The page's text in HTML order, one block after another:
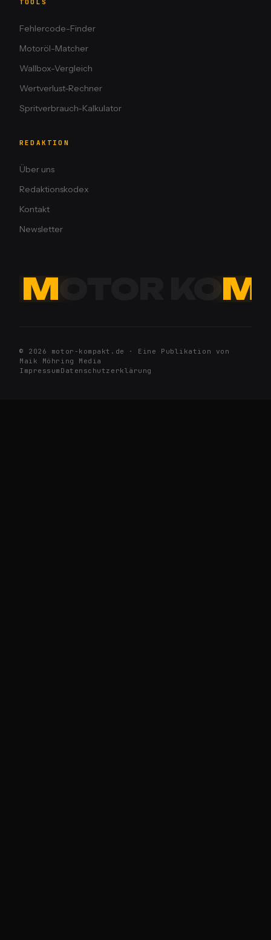
TOOLS
Fehlercode-Finder
Motoröl-Matcher
Wallbox-Vergleich
Wertverlust-Rechner
Spritverbrauch-Kalkulator
REDAKTION
Über uns
Redaktionskodex
Kontakt
Newsletter
M M
© 2026 motor-kompakt.de · Eine Publikation von
Maik Möhring Media
Impressum Datenschutzerklärung